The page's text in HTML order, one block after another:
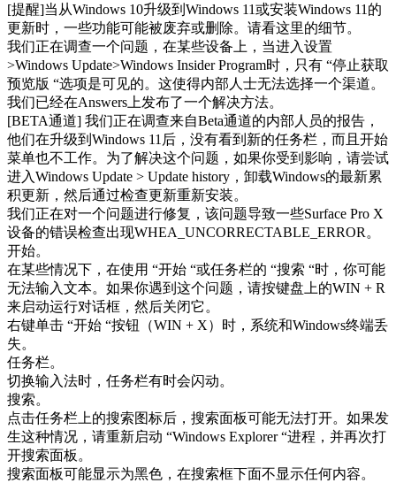
[提醒]当从Windows 10升级到Windows 11或安装Windows 11的
更新时，一些功能可能被废弃或删除。请看这里的细节。
我们正在调查一个问题，在某些设备上，当进入设置
>Windows Update>Windows Insider Program时，只有 “停止获取
预览版 “选项是可见的。这使得内部人士无法选择一个渠道。
我们已经在Answers上发布了一个解决方法。
[BETA通道] 我们正在调查来自Beta通道的内部人员的报告，
他们在升级到Windows 11后，没有看到新的任务栏，而且开始
菜单也不工作。为了解决这个问题，如果你受到影响，请尝试
进入Windows Update > Update history，卸载Windows的最新累
积更新，然后通过检查更新重新安装。
我们正在对一个问题进行修复，该问题导致一些Surface Pro X
设备的错误检查出现WHEA_UNCORRECTABLE_ERROR。
开始。
在某些情况下，在使用 “开始 “或任务栏的 “搜索 “时，你可能
无法输入文本。如果你遇到这个问题，请按键盘上的WIN + R
来启动运行对话框，然后关闭它。
右键单击 “开始 “按钮（WIN + X）时，系统和Windows终端丢
失。
任务栏。
切换输入法时，任务栏有时会闪动。
搜索。
点击任务栏上的搜索图标后，搜索面板可能无法打开。如果发
生这种情况，请重新启动 “Windows Explorer “进程，并再次打
开搜索面板。
搜索面板可能显示为黑色，在搜索框下面不显示任何内容。